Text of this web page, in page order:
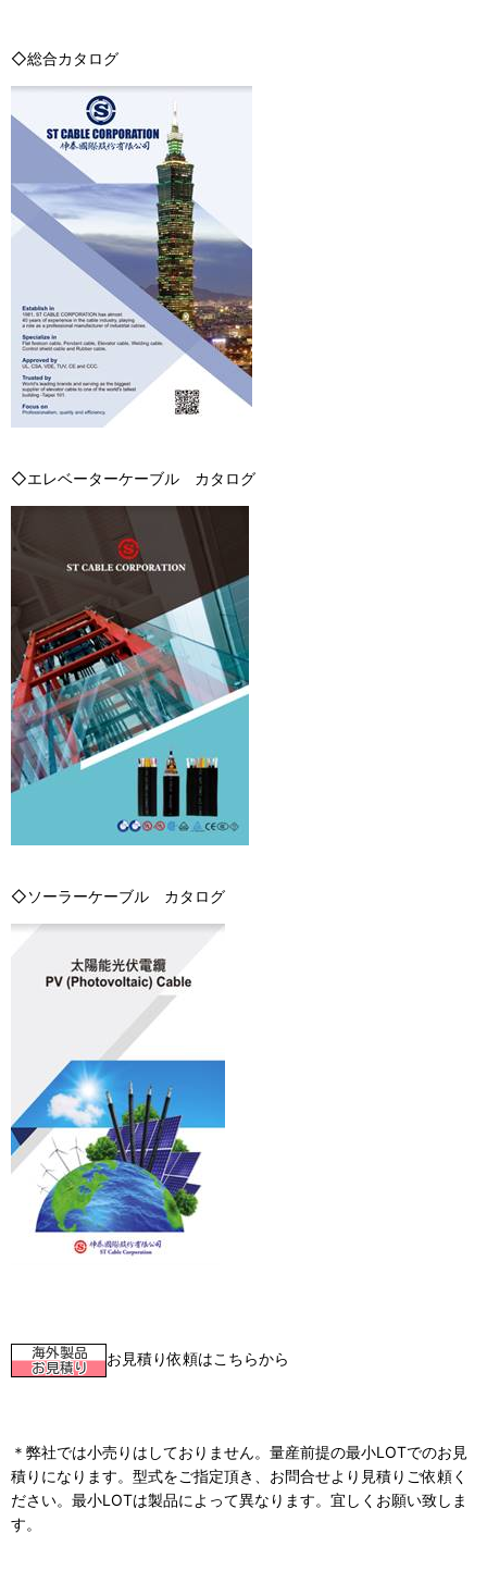
◇総合カタログ
◇エレベーターケーブル カタログ
◇ソーラーケーブル カタログ
お見積り依頼はこちらから
＊弊社では小売りはしておりません。量産前提の最小LOTでのお見
積りになります。型式をご指定頂き、お問合せより見積りご依頼く
ださい。最小LOTは製品によって異なります。宜しくお願い致しま
す。